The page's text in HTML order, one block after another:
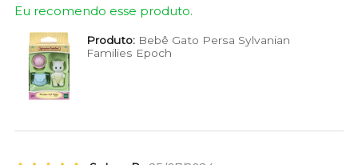
Eu recomendo esse produto.
Produto:Bebê Gato Persa Sylvanian
Families Epoch